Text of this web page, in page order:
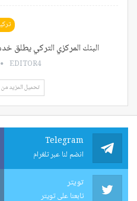
البنك المركزي التركي يطلق
EDITOR4
تحميل المزيد
Telegram
انضم لنا عبر تلغرام
تويتر
تابعنا على تويتر